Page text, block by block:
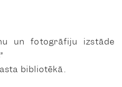
un fotogrāfiju izstāde
bibliotēkā.